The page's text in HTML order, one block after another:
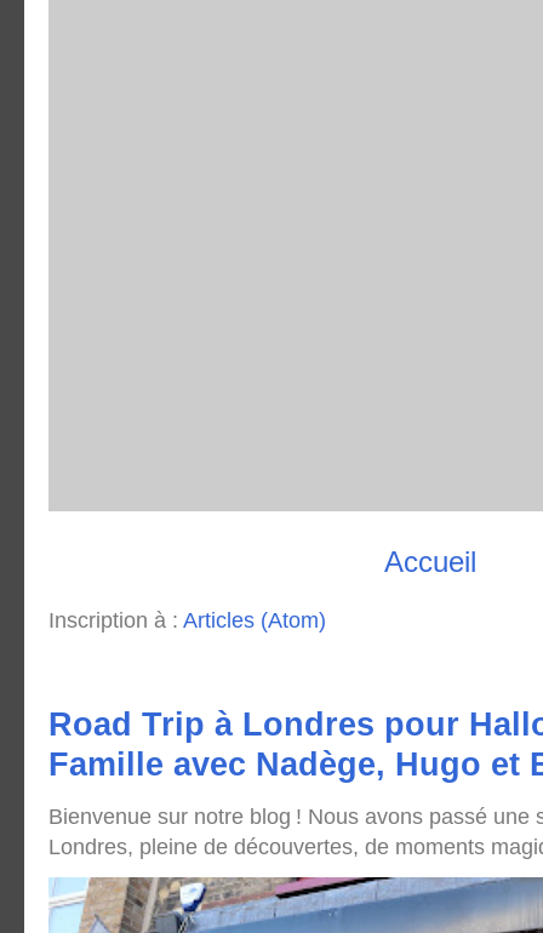
Accueil
Inscription à : Articles (Atom)
Road Trip à Londres pour
Famille avec Nadège, Hugo et
Bienvenue sur notre blog ! Nous avons passé une
Londres, pleine de découvertes, de moments